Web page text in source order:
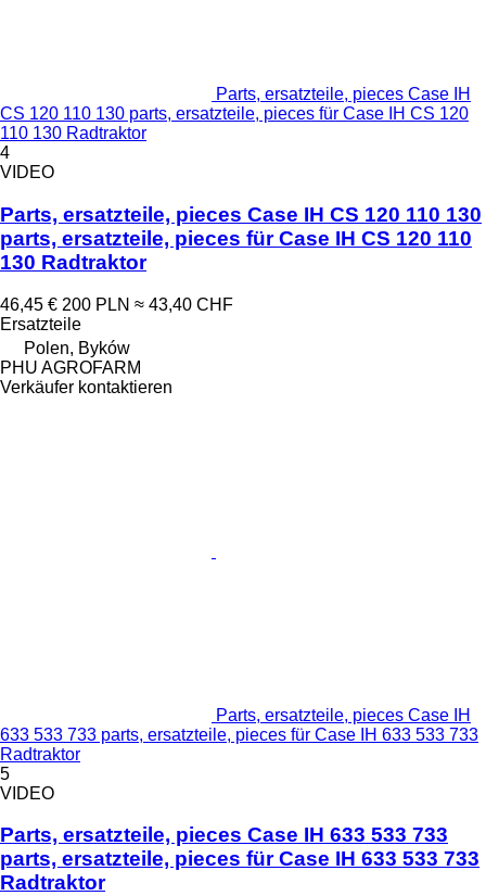
Parts, ersatzteile, pieces Case IH
CS 120 110 130 parts, ersatzteile, pieces für Case IH CS 120
110 130 Radtraktor
4
VIDEO
Parts, ersatzteile, pieces Case IH CS 120 110 130
parts, ersatzteile, pieces für Case IH CS 120 110
130 Radtraktor
46,45 € 200 PLN ≈ 43,40 CHF
Ersatzteile
Polen, Byków
PHU AGROFARM
Verkäufer kontaktieren
Parts, ersatzteile, pieces Case IH
633 533 733 parts, ersatzteile, pieces für Case IH 633 533 733
Radtraktor
5
VIDEO
Parts, ersatzteile, pieces Case IH 633 533 733
parts, ersatzteile, pieces für Case IH 633 533 733
Radtraktor